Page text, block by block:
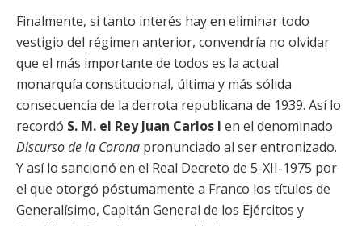
Finalmente, si tanto interés hay en eliminar todo
vestigio del régimen anterior, convendría no olvidar
que el más importante de todos es la actual
monarquía constitucional, última y más sólida
consecuencia de la derrota republicana de 1939. Así lo
recordó S. M. el Rey Juan Carlos I en el denominado
Discurso de la Corona pronunciado al ser entronizado.
Y así lo sancionó en el Real Decreto de 5-XII-1975 por
el que otorgó póstumamente a Franco los títulos de
Generalísimo, Capitán General de los Ejércitos y